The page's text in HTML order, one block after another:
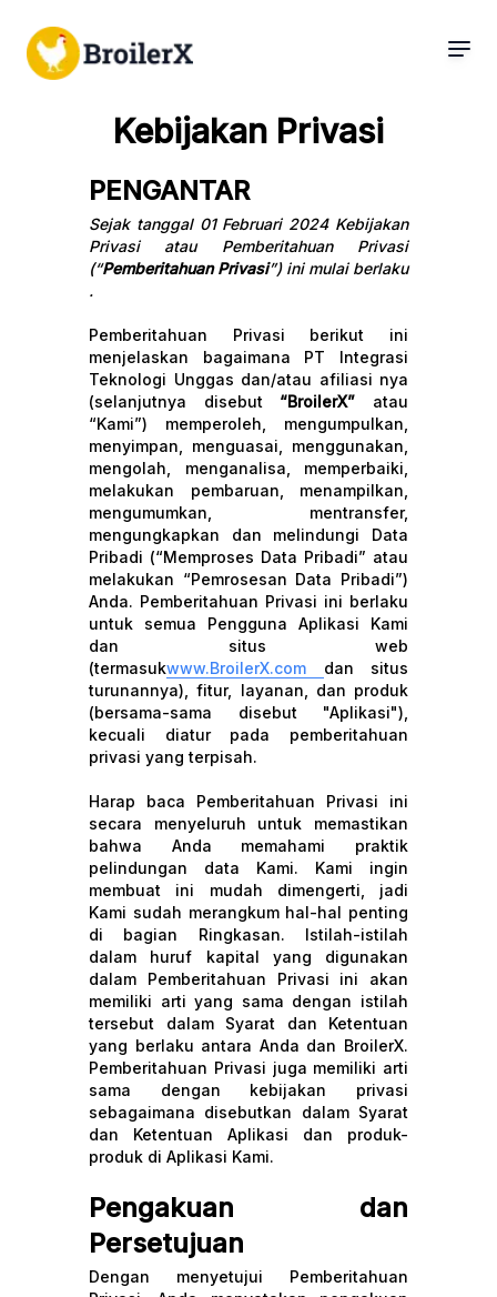
Kebijakan Privasi
PENGANTAR
Sejak tanggal 01 Februari 2024 Kebijakan
Privasi atau Pemberitahuan Privasi
(“Pemberitahuan Privasi”) ini mulai berlaku
.
Pemberitahuan Privasi berikut ini
menjelaskan bagaimana PT Integrasi
Teknologi Unggas dan/atau afiliasi nya
(selanjutnya disebut
“BroilerX” atau
“Kami”) memperoleh, mengumpulkan,
menyimpan, menguasai, menggunakan,
mengolah, menganalisa, memperbaiki,
melakukan pembaruan, menampilkan,
mengumumkan, mentransfer,
mengungkapkan dan melindungi Data
Pribadi (“Memproses Data Pribadi” atau
melakukan “Pemrosesan Data Pribadi”)
Anda. Pemberitahuan Privasi ini berlaku
untuk semua Pengguna Aplikasi Kami
dan situs web
(termasukwww.BroilerX.com
dan situs
turunannya), fitur, layanan, dan produk
(bersama-sama disebut "Aplikasi"),
kecuali diatur pada pemberitahuan
privasi yang terpisah.
Harap baca Pemberitahuan Privasi ini
secara menyeluruh untuk memastikan
bahwa Anda memahami praktik
pelindungan data Kami. Kami ingin
membuat ini mudah dimengerti, jadi
Kami sudah merangkum hal-hal penting
di bagian Ringkasan. Istilah-istilah
dalam huruf kapital yang digunakan
dalam Pemberitahuan Privasi ini akan
memiliki arti yang sama dengan istilah
tersebut dalam Syarat dan Ketentuan
yang berlaku antara Anda dan BroilerX.
Pemberitahuan Privasi juga memiliki arti
sama dengan kebijakan privasi
sebagaimana disebutkan dalam Syarat
dan Ketentuan Aplikasi dan produk-
produk di Aplikasi Kami.
Pengakuan dan
Persetujuan
Dengan menyetujui Pemberitahuan